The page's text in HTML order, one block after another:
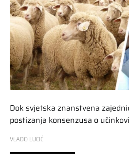
Dok svjetska znanstvena
postizanja konsenzusa o
VLADO LUCIĆ